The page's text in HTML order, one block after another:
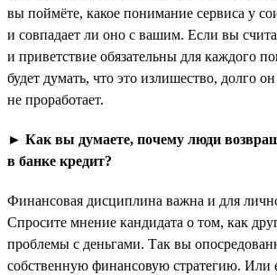
вы поймёте, какое понимание сервиса у
и совпадает ли оно с вашим. Если вы
и приветствие обязательны для каждого
будет думать, что это излишество, долго
не проработает.
► Как вы думаете, почему люди
в банке кредит?
Финансовая дисциплина важна и для
Спросите мнение кандидата о том, как
проблемы с деньгами. Так вы
собственную финансовую стратегию. Или